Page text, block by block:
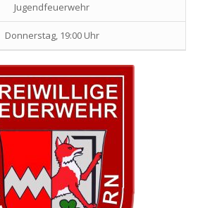
Jugendfeuerwehr
Donnerstag, 19:00 Uhr